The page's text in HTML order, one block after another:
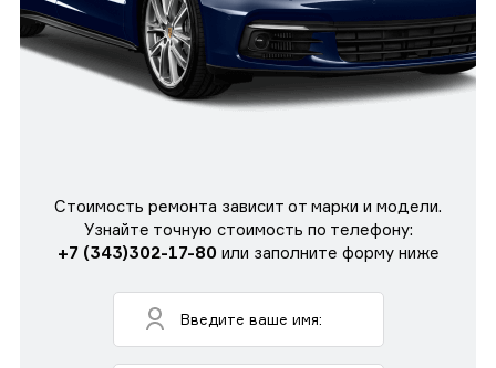
Стоимость ремонта зависит от марки и модели.
Узнайте точную стоимость по телефону:
+7 (343)302-17-80 или заполните форму ниже